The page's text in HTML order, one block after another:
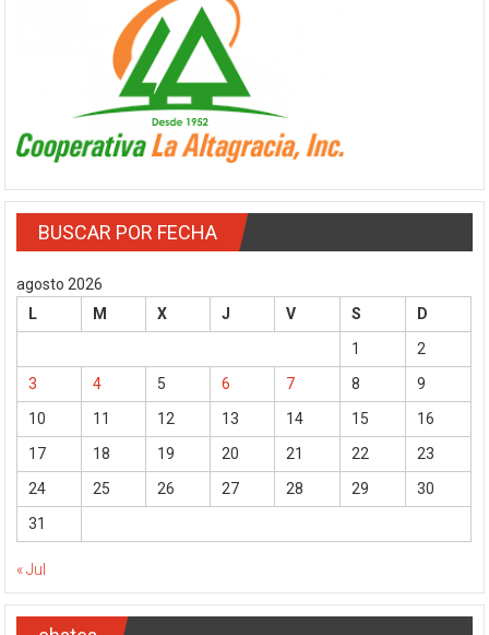
BUSCAR POR FECHA
agosto 2026
L
M X J V S
D
1
2
3
4 5 6 7 8
9
10
11 12 13 14 15
16
17
18 19 20 21 22
23
24
25 26 27 28 29
30
31
« Jul